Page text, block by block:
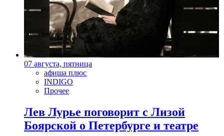
07 августа, пятница
афиша плюс
INDIGO
Прочее
Лев Лурье поговорит с Лизой
Боярской о Петербурге и театре